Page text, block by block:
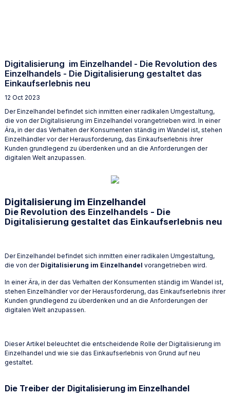
Digitalisierung im Einzelhandel - Die Revolution des
Einzelhandels - Die Digitalisierung gestaltet das
Einkaufserlebnis neu
12 Oct 2023
Der Einzelhandel befindet sich inmitten einer radikalen Umgestaltung,
die von der Digitalisierung im Einzelhandel vorangetrieben wird. In einer
Ära, in der das Verhalten der Konsumenten ständig im Wandel ist, stehen
Einzelhändler vor der Herausforderung, das Einkaufserlebnis ihrer
Kunden grundlegend zu überdenken und an die Anforderungen der
digitalen Welt anzupassen.
Digitalisierung im Einzelhandel
Die Revolution des Einzelhandels - Die
Digitalisierung gestaltet das Einkaufserlebnis neu
Der Einzelhandel befindet sich inmitten einer radikalen Umgestaltung,
die von der Digitalisierung im Einzelhandel vorangetrieben wird.
In einer Ära, in der das Verhalten der Konsumenten ständig im Wandel ist,
stehen Einzelhändler vor der Herausforderung, das Einkaufserlebnis ihrer
Kunden grundlegend zu überdenken und an die Anforderungen der
digitalen Welt anzupassen.
Dieser Artikel beleuchtet die entscheidende Rolle der Digitalisierung im
Einzelhandel und wie sie das Einkaufserlebnis von Grund auf neu
gestaltet.
Die Treiber der Digitalisierung im Einzelhandel